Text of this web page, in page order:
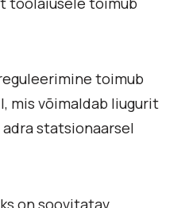
toimub
mis võimaldab liugurit
statsionaarsel
on soovitatav